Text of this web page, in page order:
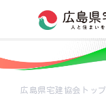
広島県宅建協会トップ